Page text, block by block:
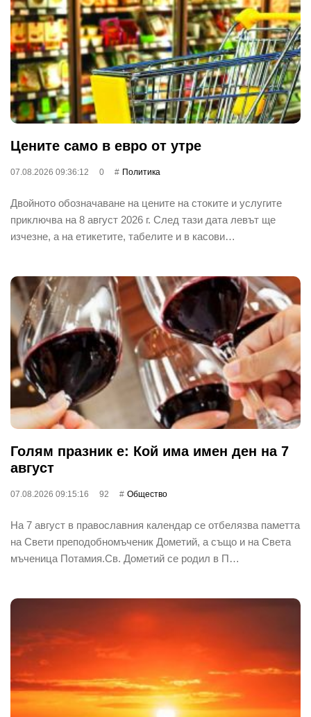
Цените само в евро от утре
07.08.2026 09:36:12 0 Политика
Двойното обозначаване на цените на стоките и услугите
приключва на 8 август 2026 г. След тази дата левът ще
изчезне, а на етикетите, табелите и в касови…
Голям празник е: Кой има имен ден на 7
август
07.08.2026 09:15:16 92 Общество
На 7 август в православния календар се отбелязва паметта
на Свети преподобномъченик Дометий, а също и на Света
мъченица Потамия.Св. Дометий се родил в П…